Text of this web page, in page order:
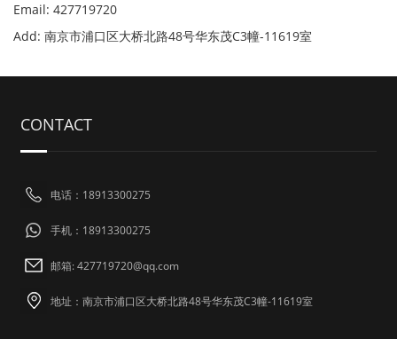
Email: 427719720
Add: 南京市浦口区大桥北路48号华东茂C3幢-11619室
CONTACT
电话：18913300275
手机：18913300275
邮箱: 427719720@qq.com
地址：南京市浦口区大桥北路48号华东茂C3幢-11619室